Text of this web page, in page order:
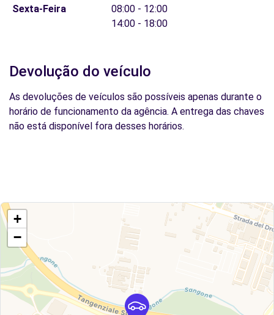
Sexta-Feira
08:00 - 12:00
14:00 - 18:00
Devolução do veículo
As devoluções de veículos são possíveis apenas durante o
horário de funcionamento da agência. A entrega das chaves
não está disponível fora desses horários.
+
−